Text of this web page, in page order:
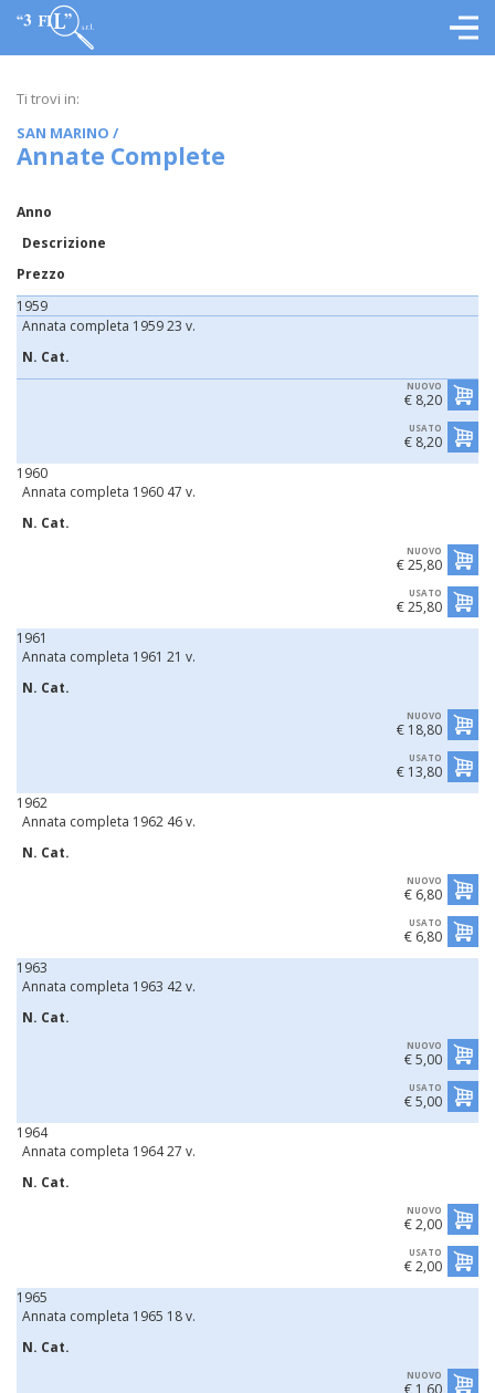
Ti trovi in:
SAN MARINO /
Annate Complete
Anno
Descrizione
Prezzo
1959
Annata completa 1959 23 v.
N. Cat.
NUOVO
€ 8,20
USATO
€ 8,20
1960
Annata completa 1960 47 v.
N. Cat.
NUOVO
€ 25,80
USATO
€ 25,80
1961
Annata completa 1961 21 v.
N. Cat.
NUOVO
€ 18,80
USATO
€ 13,80
1962
Annata completa 1962 46 v.
N. Cat.
NUOVO
€ 6,80
USATO
€ 6,80
1963
Annata completa 1963 42 v.
N. Cat.
NUOVO
€ 5,00
USATO
€ 5,00
1964
Annata completa 1964 27 v.
N. Cat.
NUOVO
€ 2,00
USATO
€ 2,00
1965
Annata completa 1965 18 v.
N. Cat.
NUOVO
€ 1,60